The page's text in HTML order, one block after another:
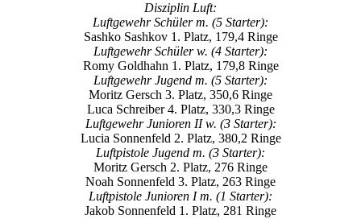
Disziplin Luft:
Luftgewehr Schüler m. (5 Starter):
Sashko Sashkov 1. Platz, 179,4 Ringe
Luftgewehr Schüler w. (4 Starter):
Romy Goldhahn 1. Platz, 179,8 Ringe
Luftgewehr Jugend m. (5 Starter):
Moritz Gersch 3. Platz, 350,6 Ringe
Luca Schreiber 4. Platz, 330,3 Ringe
Luftgewehr Junioren II w. (3 Starter):
Lucia Sonnenfeld 2. Platz, 380,2 Ringe
Luftpistole Jugend m. (3 Starter):
Moritz Gersch 2. Platz, 276 Ringe
Noah Sonnenfeld 3. Platz, 263 Ringe
Luftpistole Junioren I m. (1 Starter):
Jakob Sonnenfeld 1. Platz, 281 Ringe